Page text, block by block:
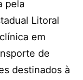
pela
Litoral
em
de
destinados à